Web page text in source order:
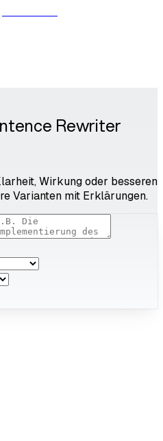
Rewriter
Wirkung oder besseren
Varianten mit Erklärungen.